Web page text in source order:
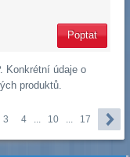
Poptat
. Konkrétní údaje o
produktů.
3 4 ... 10 ... 17